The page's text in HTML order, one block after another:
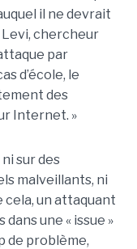
il ne devrait
Levi, chercheur
par
d’école, le
des
Internet. »
sur des
malveillants, ni
cela, un attaquant
une « issue »
de problème,